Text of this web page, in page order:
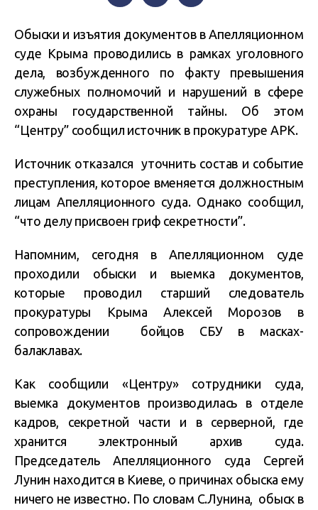
Обыски и изъятия документов в Апелляционном
суде Крыма проводились в рамках уголовного
дела, возбужденного по факту превышения
служебных полномочий и нарушений в сфере
охраны государственной тайны. Об этом
“Центру” сообщил источник в прокуратуре АРК.
Источник отказался уточнить состав и событие
преступления, которое вменяется должностным
лицам Апелляционного суда. Однако сообщил,
“что делу присвоен гриф секретности”.
Напомним, сегодня в Апелляционном суде
проходили обыски и выемка документов,
которые проводил старший следователь
прокуратуры Крыма Алексей Морозов в
сопровождении бойцов СБУ в масках-
балаклавах.
Как сообщили «Центру» сотрудники суда,
выемка документов производилась в отделе
кадров, секретной части и в серверной, где
хранится электронный архив суда.
Председатель Апелляционного суда Сергей
Лунин находится в Киеве, о причинах обыска ему
ничего не известно. По словам С.Лунина, обыск в